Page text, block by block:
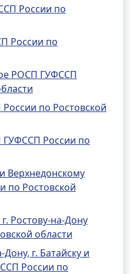
России по
России по
РОСП ГУФССП
по Ростовской
ГУФССП России по
Верхнедонскому
по Ростовской
Ростову-на-Дону
области
г. Батайску и
России по